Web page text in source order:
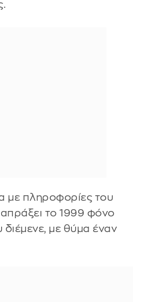
πληροφορίες του
το 1999 φόνο
διέμενε, με θύμα έναν